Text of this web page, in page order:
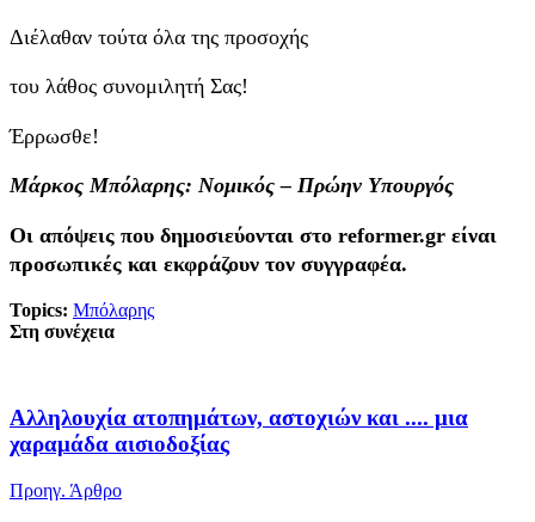
Διέλαθαν τούτα όλα της προσοχής
του λάθος συνομιλητή Σας!
Έρρωσθε!
Μάρκος Μπόλαρης: Νομικός – Πρώην Υπουργός
Οι απόψεις που δημοσιεύονται στο reformer.gr είναι
προσωπικές και εκφράζουν τον συγγραφέα.
Topics: Μπόλαρης
Στη συνέχεια
Αλληλουχία ατοπημάτων, αστοχιών και .... μια
χαραμάδα αισιοδοξίας
Προηγ. Άρθρο